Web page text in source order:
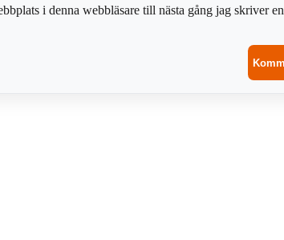
i denna webbläsare till nästa gång jag skriver en